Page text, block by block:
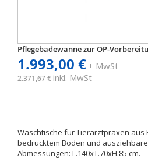
Pflegebadewanne zur OP-
1.993,00 €+ MwSt
2.371,67 € inkl. MwSt
Waschtische für Tierarztpraxen aus
bedrucktem Boden und
Abmessungen: L.140xT.70xH.85 cm.